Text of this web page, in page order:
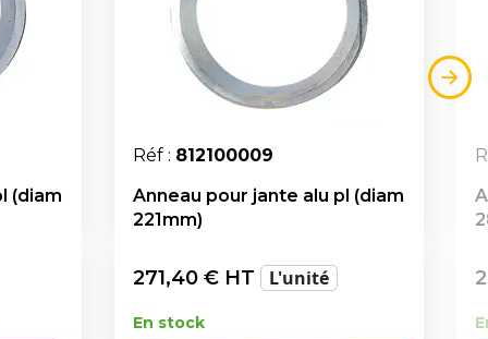
(diam
Réf : 812100009
Anneau pour jante alu pl (diam
221mm)
271,40 € HT L'unité
En stock